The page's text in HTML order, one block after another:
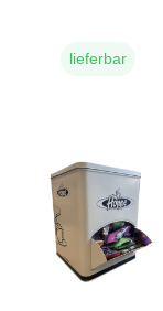
lieferbar